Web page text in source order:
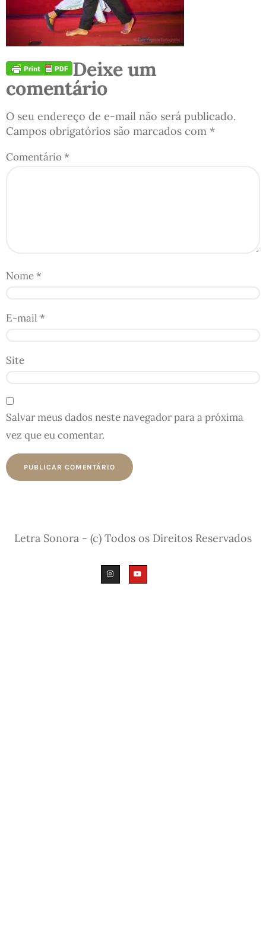
Deixe um
comentário
O seu endereço de e-mail não será publicado.
Campos obrigatórios são marcados com *
Comentário*
Nome*
E-mail *
Site
Salvar meus dados neste navegador para a próxima
vez que eu comentar.
Letra Sonora - (c) Todos os Direitos Reservados